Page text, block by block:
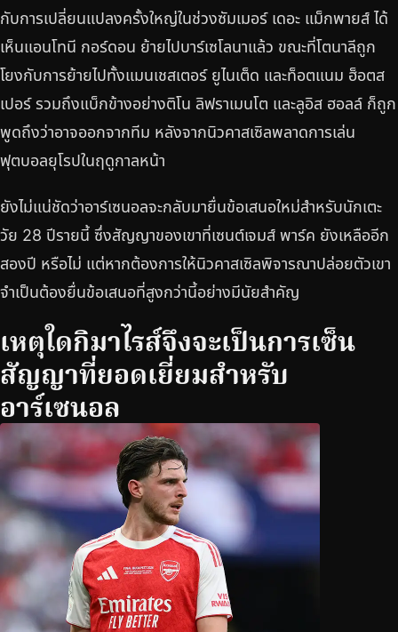
กับการเปลี่ยนแปลงครั้งใหญ่ในช่วงซัมเมอร์ เดอะ แม็กพายส์ ได้
เห็นแอนโทนี กอร์ดอน ย้ายไปบาร์เซโลนาแล้ว ขณะที่โตนาลีถูก
โยงกับการย้ายไปทั้งแมนเชสเตอร์ ยูไนเต็ด และท็อตแนม ฮ็อตส
เปอร์ รวมถึงแบ็กข้างอย่างติโน ลิฟราเมนโต และลูอิส ฮอลล์ ก็ถูก
พูดถึงว่าอาจออกจากทีม หลังจากนิวคาสเซิลพลาดการเล่น
ฟุตบอลยุโรปในฤดูกาลหน้า
ยังไม่แน่ชัดว่าอาร์เซนอลจะกลับมายื่นข้อเสนอใหม่สำหรับนักเตะ
วัย 28 ปีรายนี้ ซึ่งสัญญาของเขาที่เซนต์เจมส์ พาร์ค ยังเหลืออีก
สองปี หรือไม่ แต่หากต้องการให้นิวคาสเซิลพิจารณาปล่อยตัวเขา
จำเป็นต้องยื่นข้อเสนอที่สูงกว่านี้อย่างมีนัยสำคัญ
เหตุใดกิมาไรส์จึงจะเป็นการเซ็น
สัญญาที่ยอดเยี่ยมสำหรับ
อาร์เซนอล